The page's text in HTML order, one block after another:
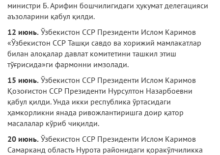
министри Б. Арифин бошчилигидаги ҳукумат делегацияси
аъзоларини қабул қилди.
12 июнь. Ўзбекистон ССР Президенти Ислом Каримов
«Ўзбекистон ССР Ташқи савдо ва хорижий мамлакатлар
билан алоқалар давлат комитетини ташкил этиш
тўғрисида»ги фармонни имзолади.
15 июнь. Ўзбекистон ССР Президенти Ислом Каримов
Қозоғистон ССР Президен­ти Нурсултон Назарбоевни
қабул қилди. Унда икки республика ўртасидаги
ҳамкорликни янада ривожлантиришга доир қатор
масалалар кўриб чиқилди.
20 июнь. Ўзбекистон ССР Президенти Ислом Каримов
Самарканд область Нурота районидаги қоракўлчиликка